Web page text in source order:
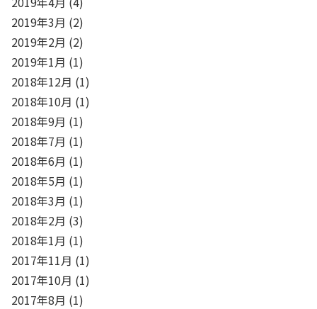
2019年3月 (2)
2019年2月 (2)
2019年1月 (1)
2018年12月 (1)
2018年10月 (1)
2018年9月 (1)
2018年7月 (1)
2018年6月 (1)
2018年5月 (1)
2018年3月 (1)
2018年2月 (3)
2018年1月 (1)
2017年11月 (1)
2017年10月 (1)
2017年8月 (1)